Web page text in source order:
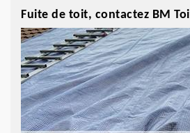
Fuite de toit, contactez BM